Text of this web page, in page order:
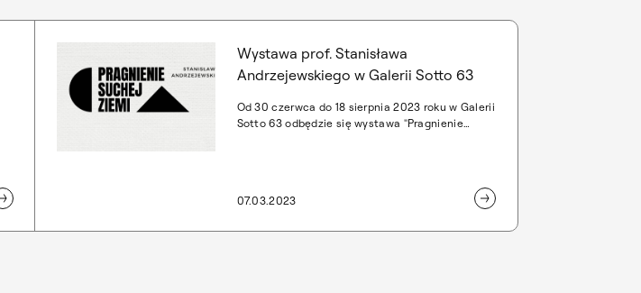
Wystawa prof. Stanisława
Andrzejewskiego w Galerii Sotto 63
Od 30 czerwca do 18 sierpnia 2023 roku w Galerii
Sotto 63 odbędzie się wystawa "Pragnienie
07.03.2023